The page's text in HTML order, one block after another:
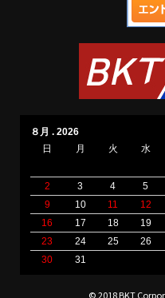
© 2018 BKT